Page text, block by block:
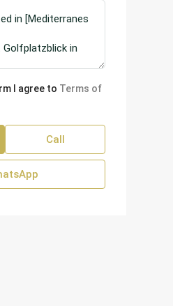
I agree to Terms of
Call